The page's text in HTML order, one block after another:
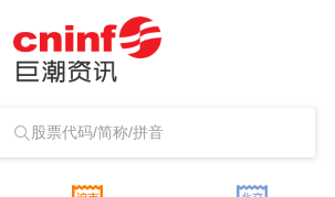
股票代码/简称/拼音